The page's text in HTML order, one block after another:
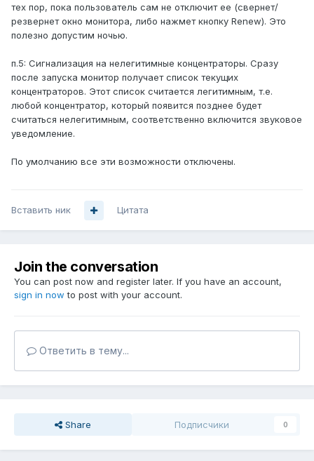
тех пор, пока пользователь сам не отключит ее (свернет/
резвернет окно монитора, либо нажмет кнопку Renew). Это
полезно допустим ночью.
п.5: Сигнализация на нелегитимные концентраторы. Сразу
после запуска монитор получает список текущих
концентраторов. Этот список считается легитимным, т.е.
любой концентратор, который появится позднее будет
считаться нелегитимным, соответственно включится звуковое
уведомление.
По умолчанию все эти возможности отключены.
Вставить ник Цитата
Join the conversation
You can post now and register later. If you have an account,
sign in now to post with your account.
Ответить в тему...
Share Подписчики 0